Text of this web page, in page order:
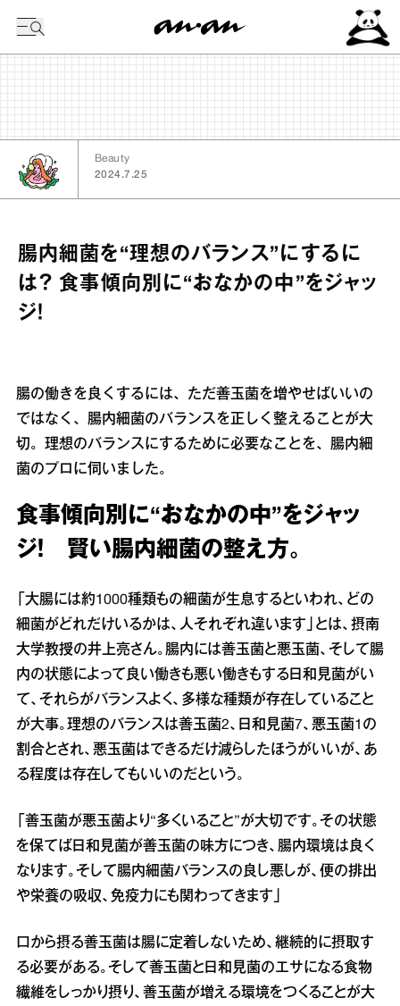
Beauty
2024.7.25
腸内細菌を“理想のバランス”にするに
は？ 食事傾向別に“おなかの中”をジャッ
ジ！
腸の働きを良くするには、ただ善玉菌を増やせばいいの
ではなく、腸内細菌のバランスを正しく整えることが大
切。理想のバランスにするために必要なことを、腸内細
菌のプロに伺いました。
食事傾向別に“おなかの中”をジャッ
ジ！ 賢い腸内細菌の整え方。
「大腸には約1000種類もの細菌が生息するといわれ、どの
細菌がどれだけいるかは、人それぞれ違います」とは、摂南
大学教授の井上亮さん。腸内には善玉菌と悪玉菌、そして腸
内の状態によって良い働きも悪い働きもする日和見菌がい
て、それらがバランスよく、多様な種類が存在していること
が大事。理想のバランスは善玉菌2、日和見菌7、悪玉菌1の
割合とされ、悪玉菌はできるだけ減らしたほうがいいが、あ
る程度は存在してもいいのだという。
「善玉菌が悪玉菌より“多くいること”が大切です。その状態
を保てば日和見菌が善玉菌の味方につき、腸内環境は良く
なります。そして腸内細菌バランスの良し悪しが、便の排出
や栄養の吸収、免疫力にも関わってきます」
口から摂る善玉菌は腸に定着しないため、継続的に摂取す
る必要がある。そして善玉菌と日和見菌のエサになる食物
繊維をしっかり摂り、善玉菌が増える環境をつくることが大